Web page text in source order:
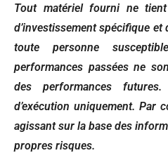
Tout matériel fourni ne
d’investissement spécifique
toute personne
performances passées ne
des performances
d’exécution uniquement. Par
agissant sur la base des
propres risques.